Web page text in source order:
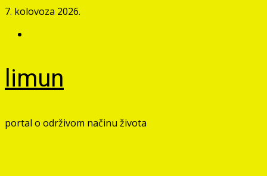
Skip
content
7. kolovoza 2026.
limun
portal o održivom načinu života